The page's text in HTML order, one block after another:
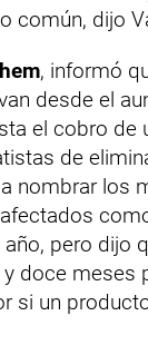
común, dijo
, informó
desde el
el cobro de
de
nombrar los
pero dijo
doce meses
si un